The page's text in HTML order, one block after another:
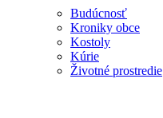
Budúcnosť
Kroniky obce
Kostoly
Kúrie
Životné prostredie